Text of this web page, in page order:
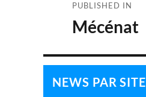
de
PUBLISHED IN
Mécénat
NEWS PAR SITE